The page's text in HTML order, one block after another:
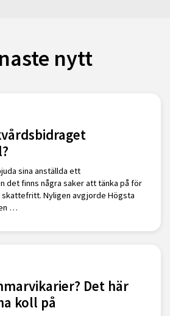
nytt
sina anställda ett
det finns några saker att tänka på för
Nyligen avgjorde Högsta
…
Det här
koll på